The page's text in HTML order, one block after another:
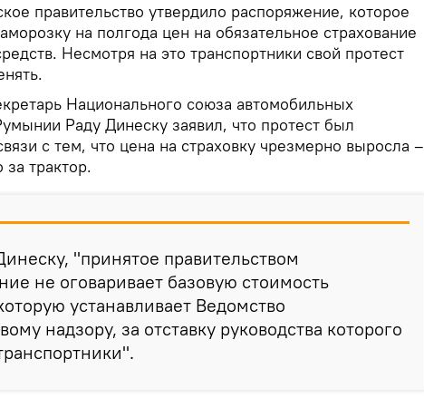
правительство утвердило распоряжение, которое
на полгода цен на обязательное страхование
Несмотря на это транспортники свой протест
Национального союза автомобильных
Раду Динеску заявил, что протест был
с тем, что цена на страховку чрезмерно выросла –
трактор.
"принятое правительством
не оговаривает базовую стоимость
устанавливает Ведомство
надзору, за отставку руководства которого